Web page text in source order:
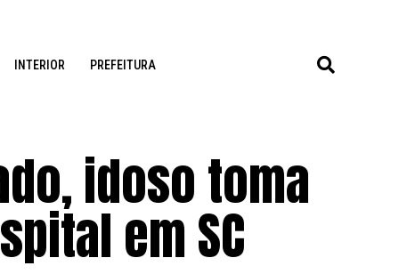
INTERIOR PREFEITURA
idoso toma
em SC